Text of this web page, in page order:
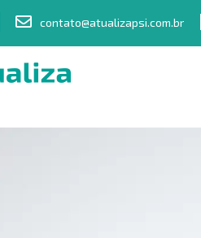
contato@atualizapsi.com.br